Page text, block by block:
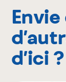
d’ici ?